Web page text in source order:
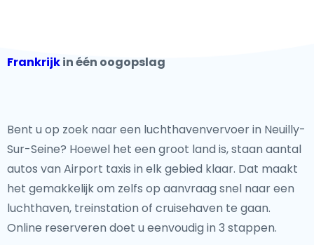
Frankrijkin één oogopslag
Bent u op zoek naar een luchthavenvervoer in Neuilly-
Sur-Seine? Hoewel het een groot land is, staan aantal
autos van Airport taxis in elk gebied klaar. Dat maakt
het gemakkelijk om zelfs op aanvraag snel naar een
luchthaven, treinstation of cruisehaven te gaan.
Online reserveren doet u eenvoudig in 3 stappen.